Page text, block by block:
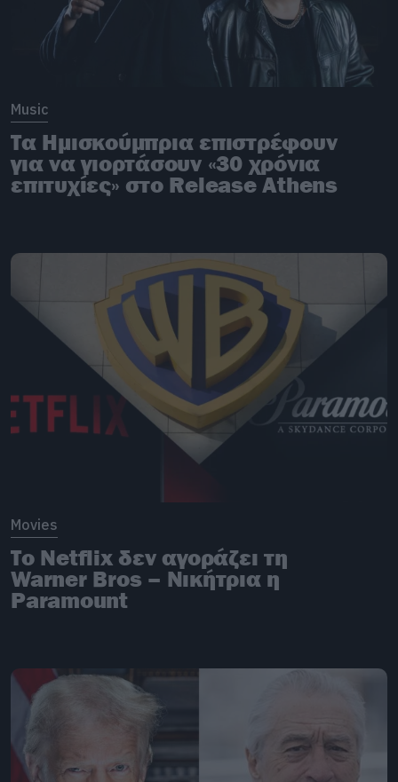
Music
Τα Ημισκούμπρια επιστρέφουν
για να γιορτάσουν «30 χρόνια
επιτυχίες» στο Release Athens
Movies
Το Netflix δεν αγοράζει τη
Warner Bros – Νικήτρια η
Paramount